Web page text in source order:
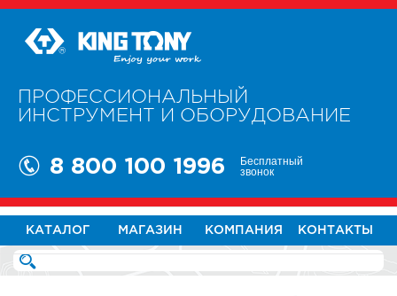
ПРОФЕССИОНАЛЬНЫЙ
ИНСТРУМЕНТ И ОБОРУДОВАНИЕ
8 800 100 1996 Бесплатный
звонок
КАТАЛОГ МАГАЗИН КОМПАНИЯ КОНТАКТЫ